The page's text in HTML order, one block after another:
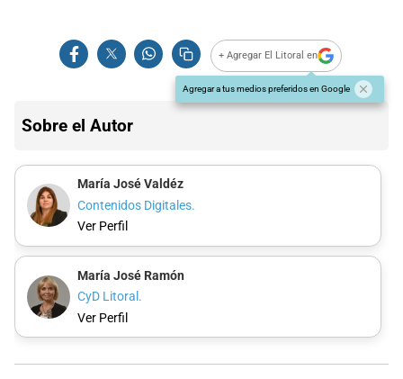
+ Agregar El Litoral en
Agregar a tus medios preferidos en Google
Sobre el Autor
María José Valdéz
Contenidos Digitales.
Ver Perfil
María José Ramón
CyD Litoral.
Ver Perfil